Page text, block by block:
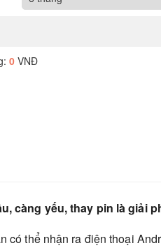
càng yếu, thay pin là giải
có thể nhận ra điện thoại